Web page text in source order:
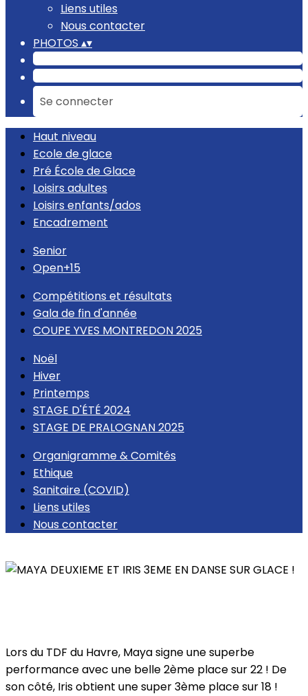
Liens utiles
Nous contacter
PHOTOS ▴▾
Se connecter
Haut niveau
Ecole de glace
Pré École de Glace
Loisirs adultes
Loisirs enfants/ados
Encadrement
Senior
Open+15
Compétitions et résultats
Gala de fin d'année
COUPE YVES MONTREDON 2025
Noël
Hiver
Printemps
STAGE D'ÉTÉ 2024
STAGE DE PRALOGNAN 2025
Organigramme & Comités
Ethique
Sanitaire (COVID)
Liens utiles
Nous contacter
Lors du TDF du Havre, Maya signe une superbe
performance avec une belle 2ème place sur 22 ! De
son côté, Iris obtient une super 3ème place sur 18 !